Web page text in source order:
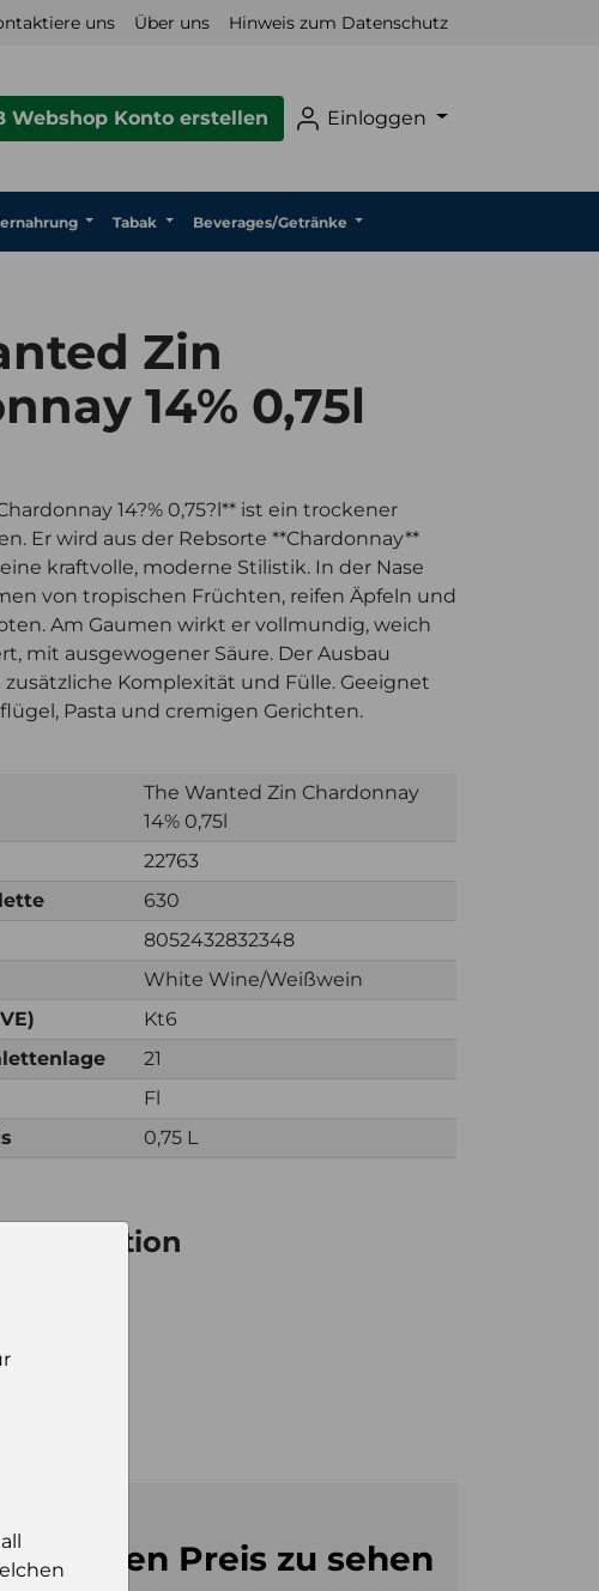
uns Über uns Hinweis zum Datenschutz
Webshop Konto erstellen Einloggen
Tabak Beverages/Getränke
Zin
14% 0,75l
14?% 0,75?l** ist ein trockener
Er wird aus der Rebsorte **Chardonnay**
kraftvolle, moderne Stilistik. In der Nase
von tropischen Früchten, reifen Äpfeln und
Am Gaumen wirkt er vollmundig, weich
mit ausgewogener Säure. Der Ausbau
Komplexität und Fülle. Geeignet
Pasta und cremigen Gerichten.
The Wanted Zin Chardonnay
14% 0,75l
22763
630
8052432832348
White Wine/Weißwein
Kt6
21
Fl
0,75 L
Information
um den Preis zu sehen